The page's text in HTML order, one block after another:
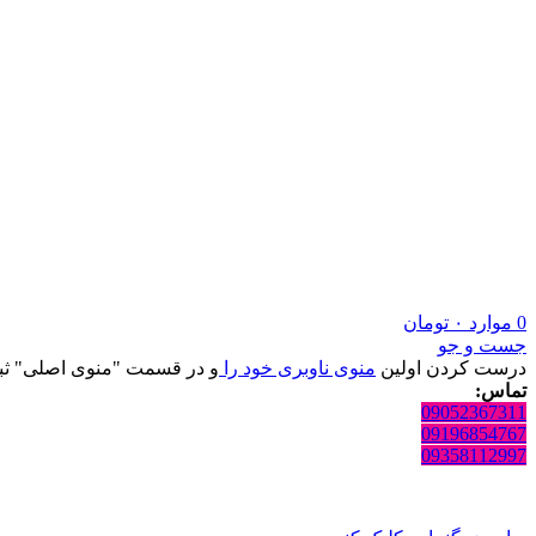
0 موارد ۰ تومان
جست و جو
درست کردن اولین منوی ناوبری خود را و در قسمت "منوی اصلی"
تماس:
09052367311
09196854767
09358112997